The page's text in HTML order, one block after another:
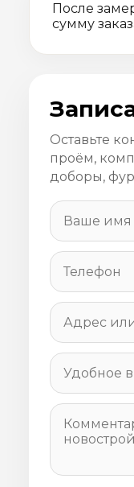
После
сумму
Оставьте
проём,
доборы,